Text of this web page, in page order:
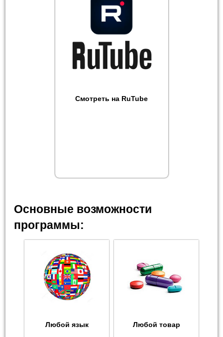
Смотреть на RuTube
Основные возможности
программы:
Любой язык Любой товар